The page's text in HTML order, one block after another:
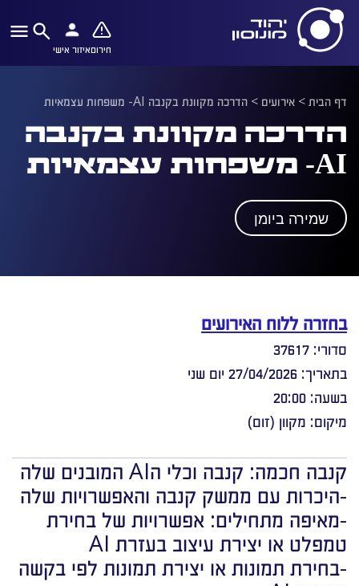
חירוםאיזור אישי
דף הבית> אירועים > הדרכה מקוונת בקנבה AI- משפחות עצמאיות
הדרכה מקוונת בקנבה
AI- משפחות עצמאיות
שמירה ביומן
בחזרה ללוח האירועים
סדורי: 37617
בתאריך: 27/04/2026 יום שני
בשעה: 20:00
מיקום: מקוון (זום)
קנבה חכמה: קנבה וכלי הAI המובנים שלה
-היכרות עם ממשק קנבה והאפשרויות שלה
-מאיפה מתחילים: אפשרויות של בחירת
טמפלט או יצירת עיצוב בעזרת AI
-בחירת תמונות או יצירת תמונות לפי בקשה